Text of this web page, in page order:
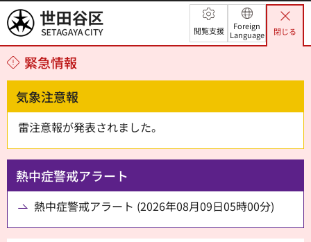
世田谷区 閲覧支援
Foreign
Language
閉じる
緊急情報
気象注意報
雷注意報が発表されました。
熱中症警戒アラート
熱中症警戒アラート (2026年08月09日05時00分)